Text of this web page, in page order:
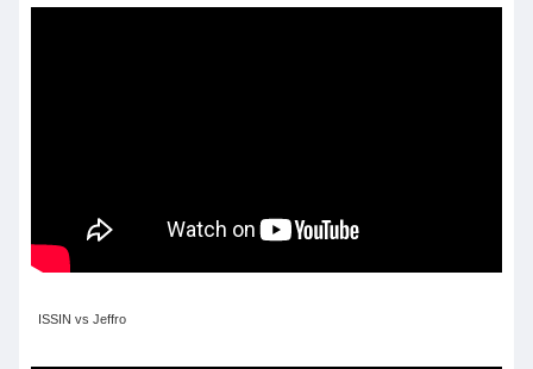
ISSIN vs Jeffro